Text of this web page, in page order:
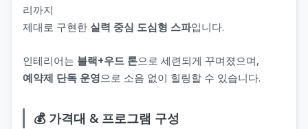
리까지
제대로 구현한 실력 중심 도심형 스파입니다.
인테리어는 블랙+우드 톤으로 세련되게 꾸며졌으며,
예약제 단독 운영으로 소음 없이 힐링할 수 있습니다.
💰 가격대 & 프로그램 구성